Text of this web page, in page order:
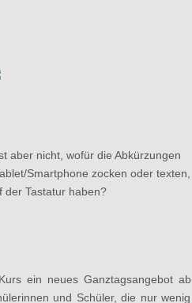
aber nicht, wofür die Abkürzungen
Smartphone zocken oder texten,
der Tastatur haben?
ein neues Ganztagsangebot ab
und Schüler, die nur wenig